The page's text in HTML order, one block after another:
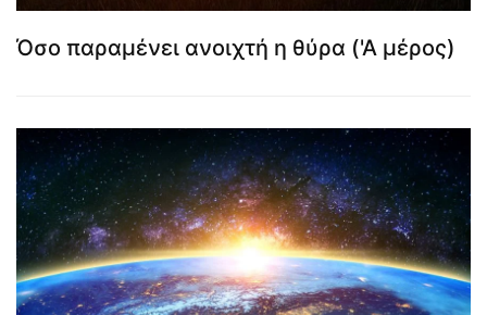
Όσο παραμένει ανοιχτή η θύρα ('Α μέρος)